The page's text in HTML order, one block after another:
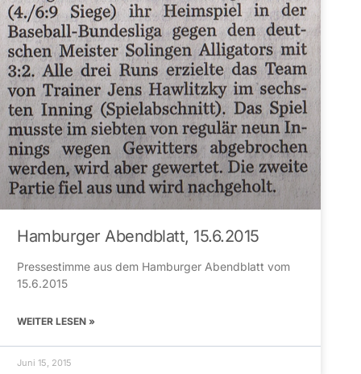
Hamburger Abendblatt, 15.6.2015
Pressestimme aus dem Hamburger Abendblatt vom
15.6.2015
WEITER LESEN »
Juni 15, 2015